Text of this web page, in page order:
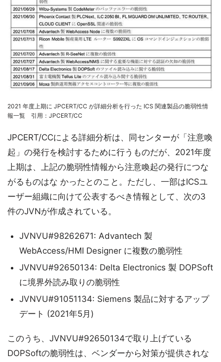
2021 年度上期に JPCERT/CC が詳細分析を行った ICS 関連製品の脆弱性情
報一覧 引用：JPCERT/CC
JPCERT/CCによる詳細分析は、同センターが「注意喚
起」の発行を検討するために行うものだが、2021年度
上期は、上記の脆弱性情報から注意喚起の発行につな
がるものはな かったとのこと。ただし、一部はICSユ
ーザー組織に向けて公表するべき情報として、次の3
件のJVNが作成されている。
JVNVU#98262671: Advantech 製
WebAccess/HMI Designer に複数の脆弱性
JVNVU#92650134: Delta Electronics 製 DOPSoft
に境界外読み取りの脆弱性
JVNVU#91051134: Siemens 製品に対するアップ
デート (2021年5月)
このうち、JVNVU#92650134で取り上げている
DOPSoftの脆弱性は、ベンダーから対策が提供されな